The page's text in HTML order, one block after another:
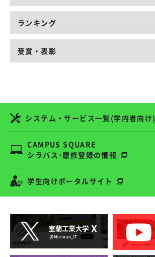
ランキング
受賞・表彰
システム・サービス一覧(学内者向け)
CAMPUS SQUARE
シラバス･履修登録の情報
学生向けポータルサイト